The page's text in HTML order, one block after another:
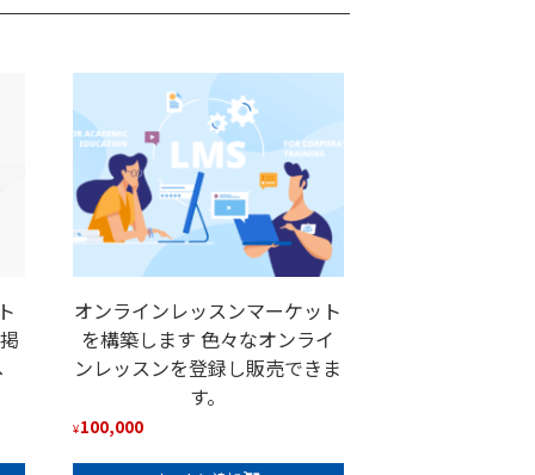
オンラインレッスンマーケット
を構築します 色々なオンライ
ンレッスンを登録し販売できま
す。
¥100,000